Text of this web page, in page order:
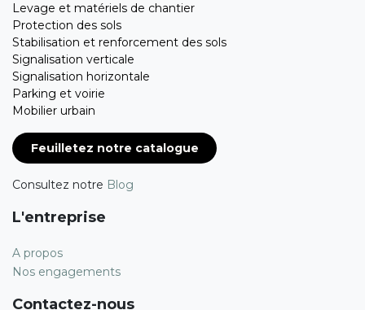
Levage et matériels de chantier
Protection des sols
Stabilisation et renforcement des sols
Signalisation verticale
Signalisation horizontale
Parking et voirie
Mobilier urbain
Feuilletez notre catalogue
Consultez notre Blog
L'entreprise
A propos
Nos engagements
Contactez-nous